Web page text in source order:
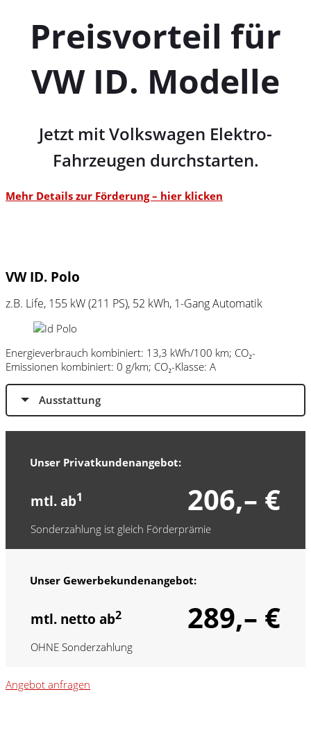
Preisvorteil für
VW ID. Modelle
Jetzt mit Volkswagen Elektro-
Fahrzeugen durchstarten.
Mehr Details zur Förderung – hier klicken
VW ID. Polo
z.B. Life, 155 kW (211 PS), 52 kWh, 1-Gang Automatik
Energieverbrauch kombiniert: 13,3 kWh/100 km; CO₂-
Emissionen kombiniert: 0 g/km; CO₂-Klasse: A
Ausstattung
Unser Privatkundenangebot:
mtl. ab1 206,– €
Sonderzahlung ist gleich Förderprämie
Unser Gewerbekundenangebot:
mtl. netto ab2 289,– €
OHNE Sonderzahlung
Angebot anfragen